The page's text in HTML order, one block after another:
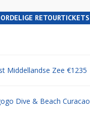
RETOURTICKETS
Middellandse Zee €1235
Dive & Beach Curacao